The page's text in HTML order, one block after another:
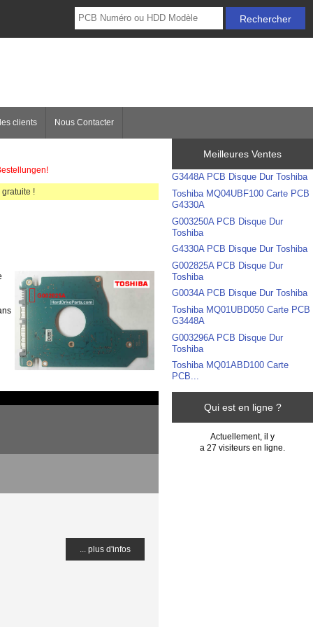
clients Nous Contacter
!
... plus d'infos
Meilleures Ventes
G3448A PCB Disque Dur Toshiba
Toshiba MQ04UBF100 Carte PCB
G4330A
G003250A PCB Disque Dur
Toshiba
G4330A PCB Disque Dur Toshiba
G002825A PCB Disque Dur
Toshiba
G0034A PCB Disque Dur Toshiba
Toshiba MQ01UBD050 Carte PCB
G3448A
G003296A PCB Disque Dur
Toshiba
Toshiba MQ01ABD100 Carte
PCB...
Qui est en ligne ?
Actuellement, il y
a 27 visiteurs en ligne.